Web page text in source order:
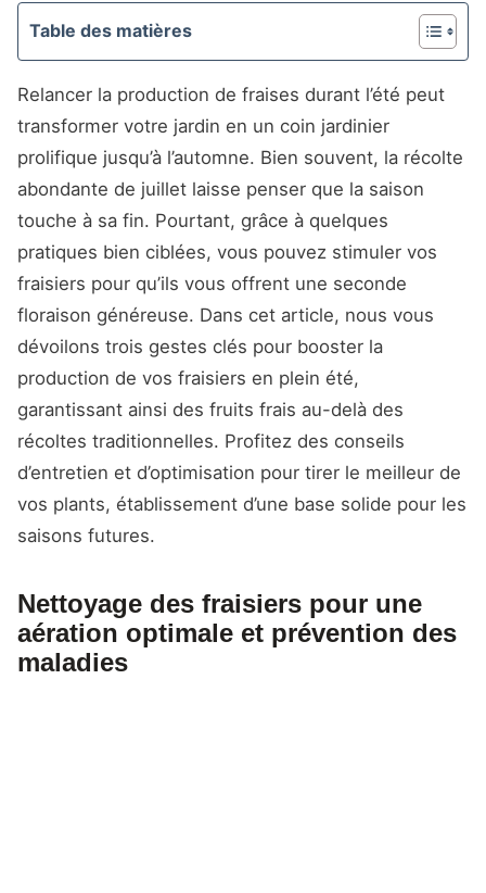
Table des matières
Relancer la production de fraises durant l’été peut
transformer votre jardin en un coin jardinier
prolifique jusqu’à l’automne. Bien souvent, la récolte
abondante de juillet laisse penser que la saison
touche à sa fin. Pourtant, grâce à quelques
pratiques bien ciblées, vous pouvez stimuler vos
fraisiers pour qu’ils vous offrent une seconde
floraison généreuse. Dans cet article, nous vous
dévoilons trois gestes clés pour booster la
production de vos fraisiers en plein été,
garantissant ainsi des fruits frais au-delà des
récoltes traditionnelles. Profitez des conseils
d’entretien et d’optimisation pour tirer le meilleur de
vos plants, établissement d’une base solide pour les
saisons futures.
Nettoyage des fraisiers pour une
aération optimale et prévention des
maladies